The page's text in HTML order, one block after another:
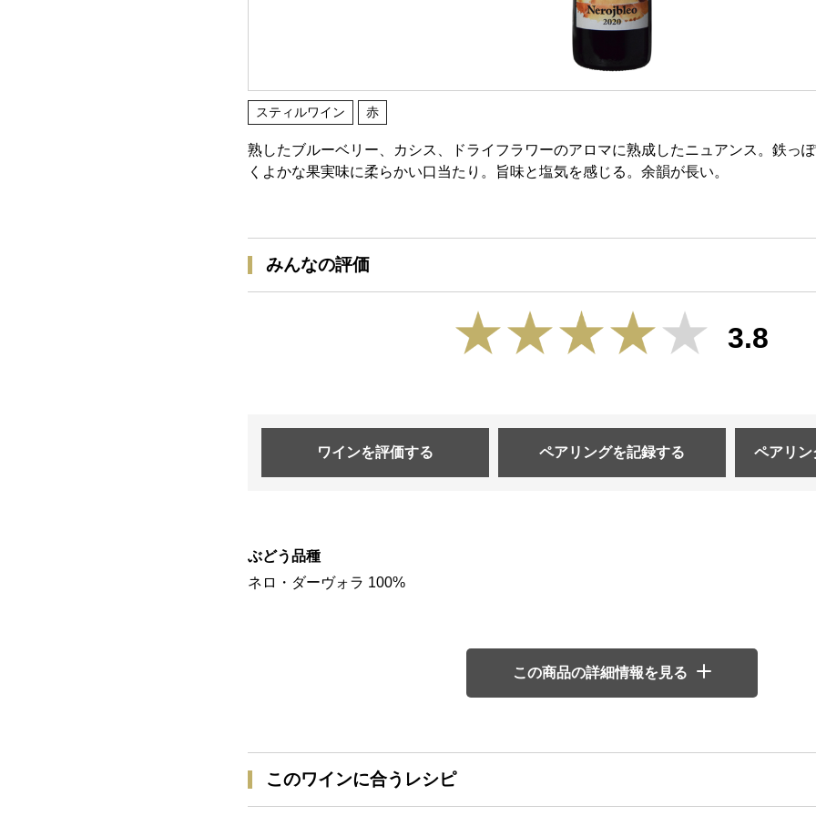
スティルワイン 赤
熟したブルーベリー、カシス、ドライフラワーのアロマに熟成したニュアンス。鉄っ
くよかな果実味に柔らかい口当たり。旨味と塩気を感じる。余韻が長い。
みんなの評価
3.8
ワインを評価する ペアリングを記録する ペアリン
ぶどう品種
ネロ・ダーヴォラ 100%
この商品の詳細情報を見る
このワインに合うレシピ